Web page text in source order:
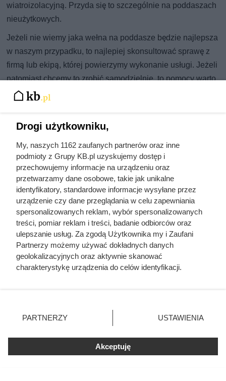
wiatroizolacyjną. Przyda się to szczególnie na poddaszach
nieużytkowych.
Jeżeli nie wiemy jaka wełna na poddasze będzie najlepsza
w naszym przypadku, to najlepiej skonsultować sprawę z
firmą lub ekipą, której powierzymy wykonanie usługi. Jeżeli
natomiast chcemy to zrobić samodzielnie, to pomocy warto
szukać u specjalistów lub na forum wśród bardziej
Drogi użytkowniku,
My, naszych 1162 zaufanych partnerów oraz inne
podmioty z Grupy KB.pl uzyskujemy dostęp i
przechowujemy informacje na urządzeniu oraz
przetwarzamy dane osobowe, takie jak unikalne
identyfikatory, standardowe informacje wysyłane przez
urządzenie czy dane przeglądania w celu zapewniania
spersonalizowanych reklam, wybór spersonalizowanych
treści, pomiar reklam i treści, badanie odbiorców oraz
ulepszanie usług. Za zgodą Użytkownika my i Zaufani
Partnerzy możemy używać dokładnych danych
geolokalizacyjnych oraz aktywnie skanować
charakterystykę urządzenia do celów identyfikacji.
zmienić/wycofać klikając przycisk ustawień prywatności
znajdujący się w lewym dolnym rogu strony. Niektóre
użytkownika, ale masz prawo sprzeciwić się takiemu
przetwarzaniu. Preferencje będą miały zastosowania tylko
PARTNERZY USTAWIENIA
Akceptuję